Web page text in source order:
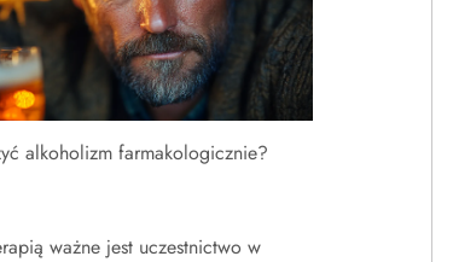
alkoholizm farmakologicznie?
ważne jest uczestnictwo w